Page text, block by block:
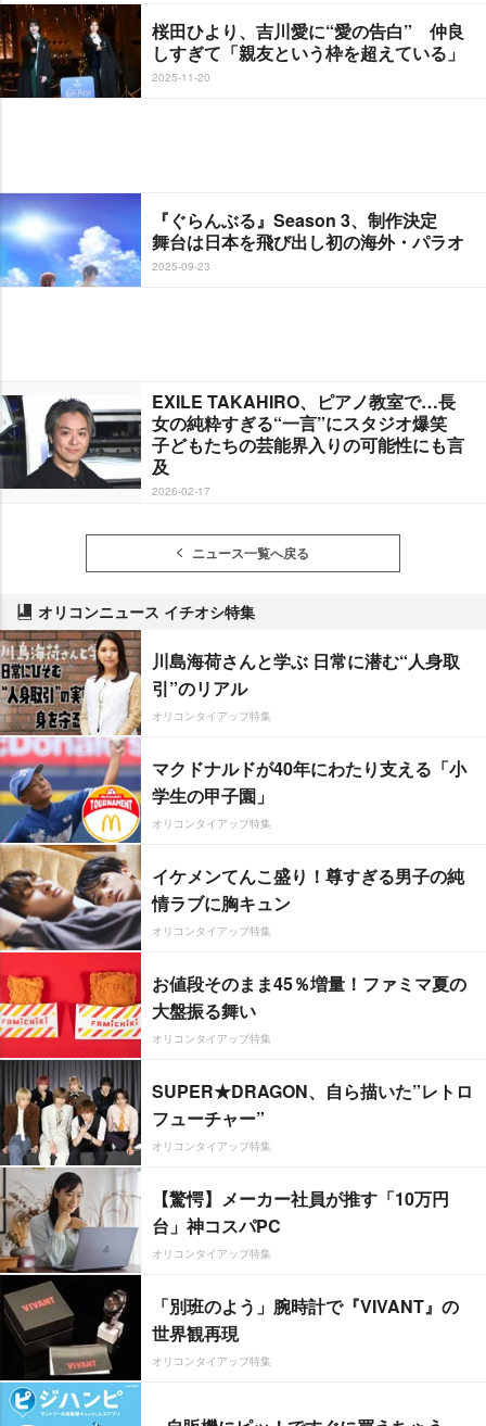
桜田ひより、吉川愛に“愛の告白” 仲良
しすぎて「親友という枠を超えている」
2025-11-20
『ぐらんぶる』Season 3、制作決定
舞台は日本を飛び出し初の海外・パラオ
2025-09-23
EXILE TAKAHIRO、ピアノ教室で…長
女の純粋すぎる“一言”にスタジオ爆笑
子どもたちの芸能界入りの可能性にも言
及
2026-02-17
ニュース一覧へ戻る
オリコンニュース イチオシ特集
川島海荷さんと学ぶ 日常に潜む“人身取
引”のリアル
オリコンタイアップ特集
マクドナルドが40年にわたり支える「小
学生の甲子園」
オリコンタイアップ特集
イケメンてんこ盛り！尊すぎる男子の純
情ラブに胸キュン
オリコンタイアップ特集
お値段そのまま45％増量！ファミマ夏の
大盤振る舞い
オリコンタイアップ特集
SUPER★DRAGON、自ら描いた”レトロ
フューチャー”
オリコンタイアップ特集
【驚愕】メーカー社員が推す「10万円
台」神コスパPC
オリコンタイアップ特集
「別班のよう」腕時計で『VIVANT』の
世界観再現
オリコンタイアップ特集